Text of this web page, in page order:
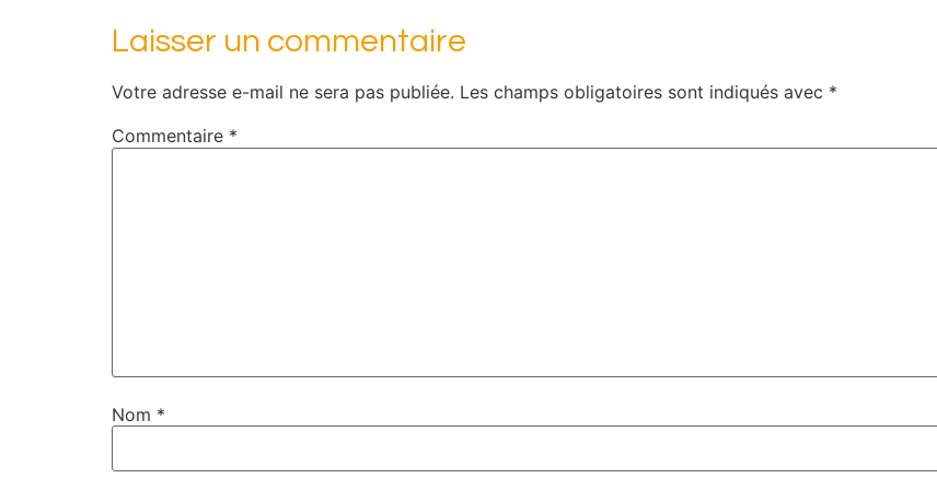
Laisser un commentaire
Votre adresse e-mail ne sera pas publiée. Les champs obligatoires sont indiqués avec *
Commentaire *
Nom *